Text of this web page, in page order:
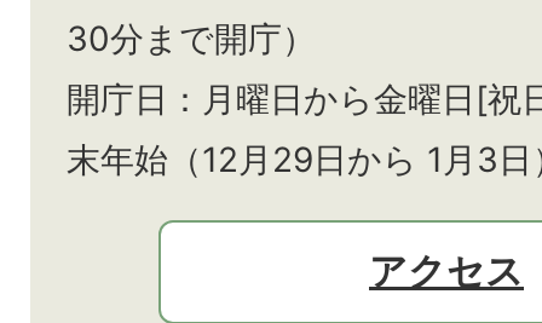
30分まで開庁）
開庁日：月曜日から金曜日[祝
末年始（12月29日から 1月3
アクセス